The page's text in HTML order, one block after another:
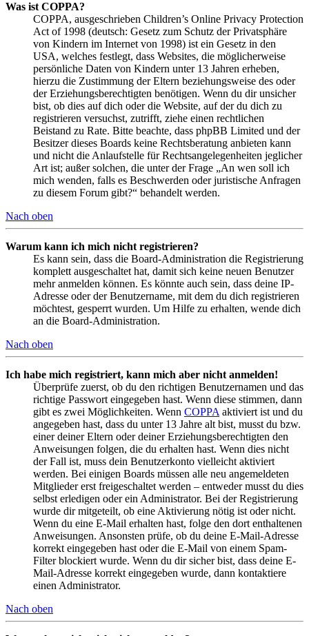
Was ist COPPA?
COPPA, ausgeschrieben Children’s Online Privacy Protection
Act of 1998 (deutsch: Gesetz zum Schutz der Privatsphäre
von Kindern im Internet von 1998) ist ein Gesetz in den
USA, welches festlegt, dass Websites, die möglicherweise
persönliche Daten von Kindern unter 13 Jahren erheben,
hierzu die Zustimmung der Eltern beziehungsweise des oder
der Erziehungsberechtigten benötigen. Wenn du dir unsicher
bist, ob dies auf dich oder die Website, auf der du dich zu
registrieren versuchst, zutrifft, ziehe einen rechtlichen
Beistand zu Rate. Bitte beachte, dass phpBB Limited und der
Besitzer dieses Boards keine Rechtsberatung anbieten kann
und nicht die Anlaufstelle für Rechtsangelegenheiten jeglicher
Art ist; außer solchen, die unter der Frage „An wen soll ich
mich wenden, falls es Beschwerden oder juristische Anfragen
zu diesem Forum gibt?“ behandelt werden.
Nach oben
Warum kann ich mich nicht registrieren?
Es kann sein, dass die Board-Administration die Registrierung
komplett ausgeschaltet hat, damit sich keine neuen Benutzer
mehr anmelden können. Es könnte auch sein, dass deine IP-
Adresse oder der Benutzername, mit dem du dich registrieren
möchtest, gesperrt wurden. Um Hilfe zu erhalten, wende dich
an die Board-Administration.
Nach oben
Ich habe mich registriert, kann mich aber nicht anmelden!
Überprüfe zuerst, ob du den richtigen Benutzernamen und das
richtige Passwort eingegeben hast. Wenn diese stimmen, dann
gibt es zwei Möglichkeiten. Wenn COPPA aktiviert ist und du
angegeben hast, dass du unter 13 Jahre alt bist, musst du bzw.
einer deiner Eltern oder deiner Erziehungsberechtigten den
Anweisungen folgen, die du erhalten hast. Wenn dies nicht
der Fall ist, muss dein Benutzerkonto vielleicht aktiviert
werden. Bei einigen Boards müssen alle neu angemeldeten
Mitglieder erst freigeschaltet werden – entweder musst du dies
selbst erledigen oder ein Administrator. Bei der Registrierung
wurde dir mitgeteilt, ob eine Aktivierung nötig ist oder nicht.
Wenn du eine E-Mail erhalten hast, folge den dort enthaltenen
Anweisungen. Ansonsten prüfe, ob du deine E-Mail-Adresse
korrekt eingegeben hast oder die E-Mail von einem Spam-
Filter blockiert wurde. Wenn du dir sicher bist, dass deine E-
Mail-Adresse korrekt eingegeben wurde, dann kontaktiere
einen Administrator.
Nach oben